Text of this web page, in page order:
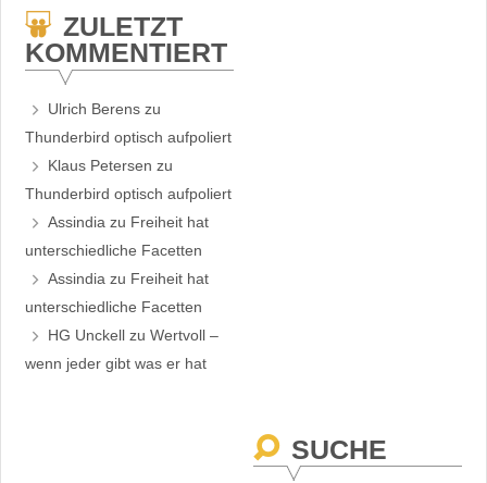
ZULETZT
KOMMENTIERT
Ulrich Berens zu
Thunderbird optisch aufpoliert
Klaus Petersen zu
Thunderbird optisch aufpoliert
Assindia zu Freiheit hat
unterschiedliche Facetten
Assindia zu Freiheit hat
unterschiedliche Facetten
HG Unckell zuWertvoll –
wenn jeder gibt was er hat
SUCHE